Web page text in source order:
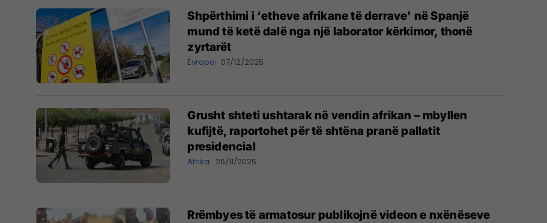
Shpërthimi i ‘etheve afrikane të derrave’ në Spanjë
mund të ketë dalë nga një laborator kërkimor, thonë
zyrtarët
Evropa 07/12/2025
Grusht shteti ushtarak në vendin afrikan – mbyllen
kufijtë, raportohet për të shtëna pranë pallatit
presidencial
Afrika 26/11/2025
Rrëmbyes të armatosur publikojnë videon e nxënëseve